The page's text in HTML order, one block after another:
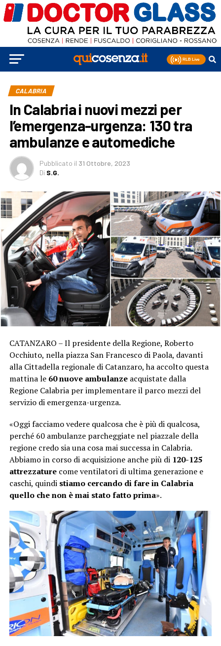
CALABRIA
In Calabria i nuovi mezzi per
l’emergenza-urgenza: 130 tra
ambulanze e automediche
Pubblicato il 31 Ottobre, 2023
Di S.G.
CATANZARO – Il presidente della Regione, Roberto
Occhiuto, nella piazza San Francesco di Paola, davanti
alla Cittadella regionale di Catanzaro, ha accolto questa
mattina le 60 nuove ambulanzeacquistate dalla
Regione Calabria per implementare il parco mezzi del
servizio di emergenza-urgenza.
«Oggi facciamo vedere qualcosa che è più di qualcosa,
perché 60 ambulanze parcheggiate nel piazzale della
regione credo sia una cosa mai successa in Calabria.
Abbiamo in corso di acquisizione anche più di 120-125
attrezzaturecome ventilatori di ultima generazione e
caschi, quindi stiamo cercando di fare in Calabria
quello che non è mai stato fatto prima».